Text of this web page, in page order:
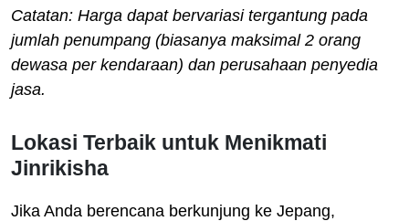
Catatan: Harga dapat bervariasi tergantung pada
jumlah penumpang (biasanya maksimal 2 orang
dewasa per kendaraan) dan perusahaan penyedia
jasa.
Lokasi Terbaik untuk Menikmati
Jinrikisha
Jika Anda berencana berkunjung ke Jepang,